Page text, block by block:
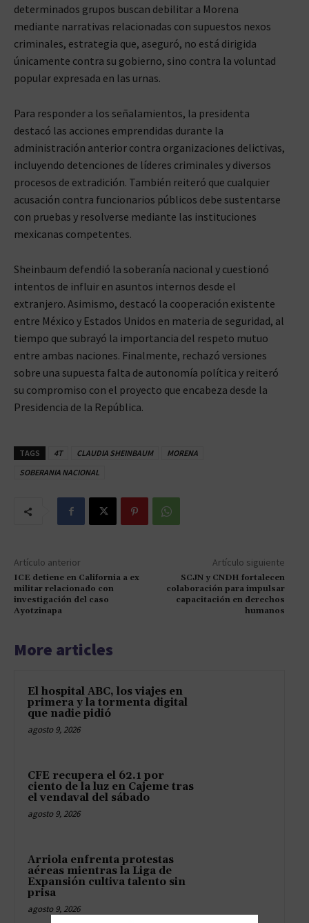
determinados grupos buscan debilitar a Morena
mediante narrativas relacionadas con supuestos nexos
criminales, estrategia que, aseguró, no está dirigida
únicamente contra su gobierno, sino contra la voluntad
popular expresada en las urnas.
Para responder a los señalamientos, la presidenta
destacó las acciones emprendidas durante la
administración anterior contra organizaciones delictivas,
incluyendo detenciones de líderes criminales y diversos
procesos de extradición. También reiteró que cualquier
acusación contra funcionarios públicos debe sustentarse
con pruebas y resolverse mediante las instituciones
mexicanas competentes.
Sheinbaum defendió la soberanía nacional y cuestionó
intentos de influir en asuntos internos desde el
extranjero. Asimismo, destacó la cooperación existente
entre México y Estados Unidos en materia de seguridad, al
tiempo que subrayó la importancia del respeto mutuo
entre ambas naciones. Finalmente, rechazó versiones
sobre una supuesta falta de autonomía política y reiteró
su compromiso con el proyecto que encabeza desde la
Presidencia de la República.
TAGS 4T CLAUDIA SHEINBAUM
MORENA
SOBERANIA NACIONAL
Artículo anterior
ICE detiene en California a ex
militar relacionado con
investigación del caso
Ayotzinapa
Artículo siguiente
SCJN y CNDH fortalecen
colaboración para impulsar
capacitación en derechos
humanos
More articles
El hospital ABC, los viajes en
primera y la tormenta digital
que nadie pidió
agosto 9, 2026
CFE recupera el 62.1 por
ciento de la luz en Cajeme tras
el vendaval del sábado
agosto 9, 2026
Arriola enfrenta protestas
aéreas mientras la Liga de
Expansión cultiva talento sin
prisa
agosto 9, 2026